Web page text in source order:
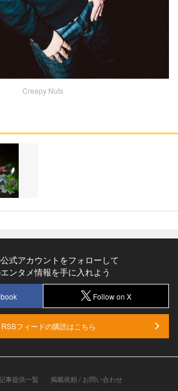
Creepy Nuts
式アカウントをフォローして
ンタメ情報を手に入れよう
Follow on X
フィードの購読はこちら
事提供一覧 掲載依頼 / お問い合わせ